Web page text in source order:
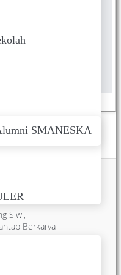
SMANESKA
See the JavaScript
Siwi,
Berkarya